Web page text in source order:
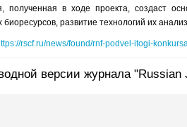
полученная в ходе проекта, создаст
развитие технологий их
rscf.ru/news/found/rnf-podvel-itogi-
версии журнала "Russian